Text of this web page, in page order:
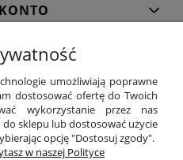
DOSTAWA
umożliwiają poprawne
dostosować ofertę do Twoich
wykorzystanie przez nas
sklepu lub dostosować użycie
opcję "Dostosuj zgody".
w naszej Polityce